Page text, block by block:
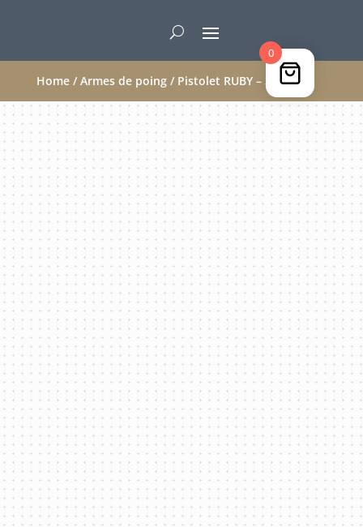
Home/ Armes de poing/ Pistolet RUBY – 32 ACP
VENDU
0